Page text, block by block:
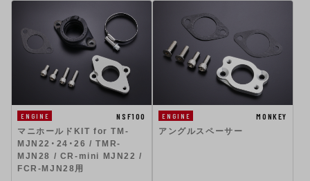
ENGINE
NSF100
マニホールドKIT for TM-
MJN22・24・26 / TMR-
MJN28 / CR-mini MJN22 /
FCR-MJN28用
ENGINE
MONKEY
アングルスペーサー